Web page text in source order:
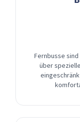
Fernbusse
über